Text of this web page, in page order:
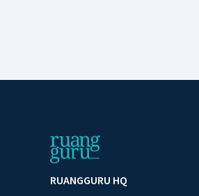
RUANGGURU HQ